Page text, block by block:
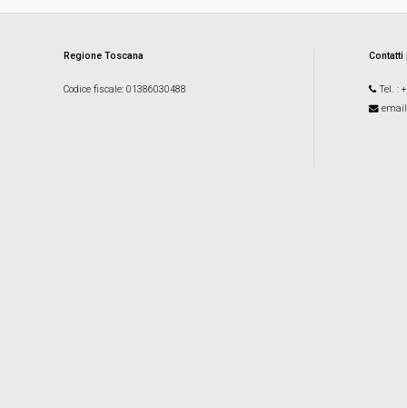
Regione Toscana
Codice fiscale: 01386030488 Tel. :
email